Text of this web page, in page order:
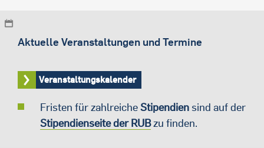
Aktuelle Veranstaltungen und Termine
Veranstaltungskalender
Fristen für zahlreicheStipendien sind auf der
Stipendienseite der RUBzu finden.